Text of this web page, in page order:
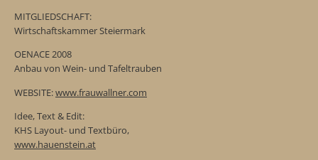
MITGLIEDSCHAFT:
Wirtschaftskammer Steiermark
OENACE 2008
Anbau von Wein- und Tafeltrauben
WEBSITE:www.frauwallner.com
Idee, Text & Edit:
KHS Layout- und Textbüro,
www.hauenstein.at